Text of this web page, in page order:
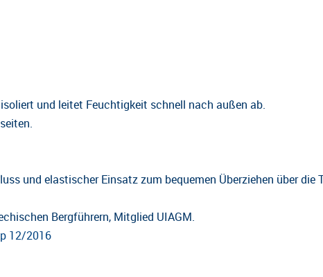
und leitet Feuchtigkeit schnell nach außen ab.
und elastischer Einsatz zum bequemen Überziehen über die
Bergführern, Mitglied UIAGM.
12/2016